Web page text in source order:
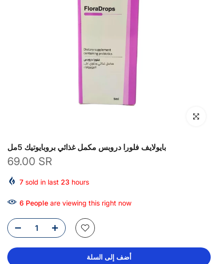
انقر للتكبير
بايولايف فلورا دروبس مكمل غذائي بروبايوتيك 5مل
69.00 SR
7 sold in last 23 hours
6 People are viewing this right now
أضف إلى السلة